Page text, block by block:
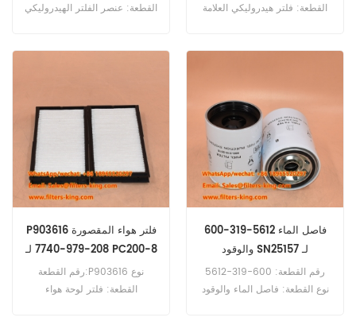
القطعة: عنصر الفلتر الهيدروليكي
6 PC600-8 PC600-8 LC.
القطعة: فلتر هيدروليكي العلامة
للاستخدام مع Komatsu
D575A-3.
P903616 فلتر هواء المقصورة
208-979-7740 لـ PC200-8
رقم القطعة:P903616 نوع
القطعة: فلتر لوحة هواء
600-319-5612 فاصل الماء
والوقود SN25157 لـ
D85ESS-3
رقم القطعة: 600-319-5612
نوع القطعة: فاصل الماء والوقود